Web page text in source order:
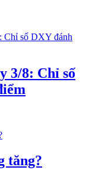
3/8: Chỉ số
tăng?